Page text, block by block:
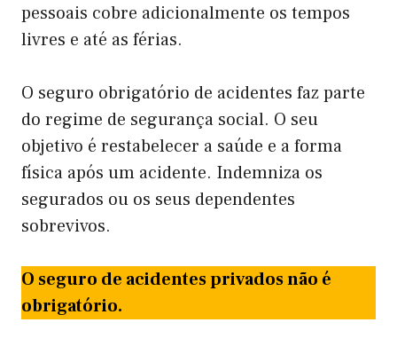
pessoais cobre adicionalmente os tempos
livres e até as férias.
O seguro obrigatório de acidentes faz parte
do regime de segurança social. O seu
objetivo é restabelecer a saúde e a forma
física após um acidente. Indemniza os
segurados ou os seus dependentes
sobrevivos.
O seguro de acidentes privados não é
obrigatório.